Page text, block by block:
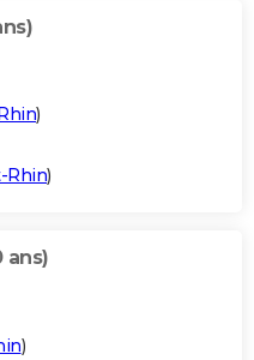
)
Rhin)
ans)
)